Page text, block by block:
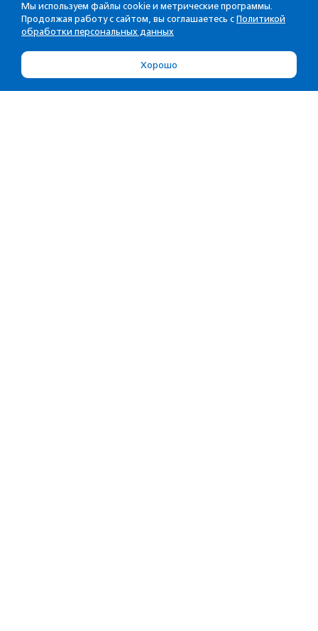
Мы используем файлы cookie и метрические программы.
Продолжая работу с сайтом, вы соглашаетесь с Политикой
обработки персональных данных
Хорошо